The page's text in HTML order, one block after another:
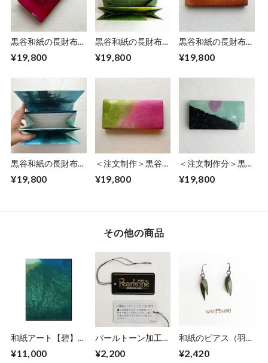
黒谷和紙の長財布
¥19,800
黒谷和紙の長財布
¥19,800
黒谷和紙の長財布
¥19,800
黒谷和紙の長財布
¥19,800
＜注文制作＞黒谷和
¥19,800
＜注文制作分＞黒谷
様】
¥19,800
その他の商品
和紙アート【碧】
¥11,000
パールトーン加工
¥2,200
和紙のピアス（羽）
¥2,420